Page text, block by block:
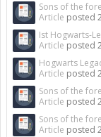
Sons of the
Article posted
Ist Hogwarts-
Article posted
Hogwarts
Article posted
Sons of the
Article posted
Sons of the
Article posted